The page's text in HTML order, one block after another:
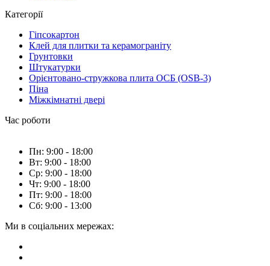
Категорії
Гіпсокартон
Клей для плитки та керамограніту
Грунтовки
Штукатурки
Орієнтовано-стружкова плита ОСБ (OSB-3)
Піна
Міжкімнатні двері
Час роботи
Пн: 9:00 - 18:00
Вт: 9:00 - 18:00
Ср: 9:00 - 18:00
Чт: 9:00 - 18:00
Пт: 9:00 - 18:00
Сб: 9:00 - 13:00
Ми в соціальних мережах: